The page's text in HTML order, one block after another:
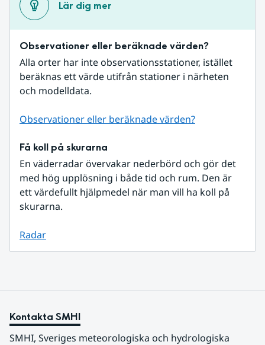
Lär dig mer
Observationer eller beräknade värden?
Alla orter har inte observationsstationer, istället
beräknas ett värde utifrån stationer i närheten
och modelldata.
Observationer eller beräknade värden?
Få koll på skurarna
En väderradar övervakar nederbörd och gör det
med hög upplösning i både tid och rum. Den är
ett värdefullt hjälpmedel när man vill ha koll på
skurarna.
Radar
Kontakta SMHI
SMHI, Sveriges meteorologiska och hydrologiska